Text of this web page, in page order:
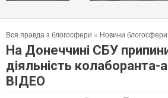
Вся правда з блогосфери » Новини блогосфери
На Донеччині СБУ
діяльність колаборанта-
ВІДЕО